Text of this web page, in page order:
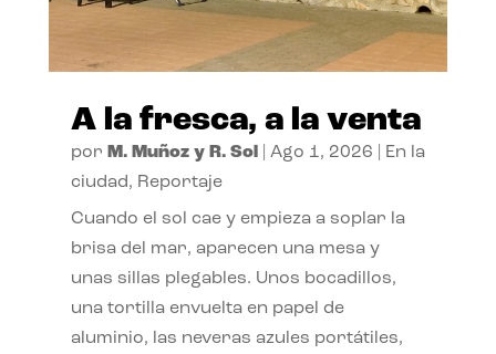
A la fresca, a la venta
por M. Muñoz y R. Sol| Ago 1, 2026
En la
ciudad, Reportaje
Cuando el sol cae y empieza a soplar la
brisa del mar, aparecen una mesa y
unas sillas plegables. Unos bocadillos,
una tortilla envuelta en papel de
aluminio, las neveras azules portátiles,